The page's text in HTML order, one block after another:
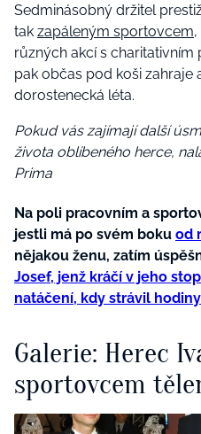
Sedminásobný držitel
tak zapáleným sportovcem,
různých akcí s charitativním
pak občas pod koši zahraje
dorostenecká léta.
Pokud vás zajímají další
života oblíbeného herce,
Prima
Na poli pracovním a
jestli má po svém boku od
nějakou ženu, zatím
Josef, jenž kráčí v jeho
natáčení, kdy strávil
Galerie: Herec
sportovcem